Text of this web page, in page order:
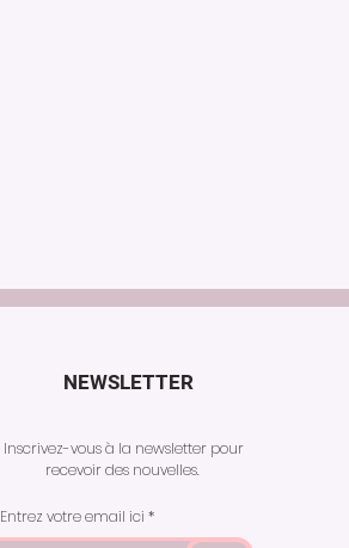
NEWSLETTER
Inscrivez-vous à la newsletter pour
recevoir des nouvelles.
Entrez votre email ici